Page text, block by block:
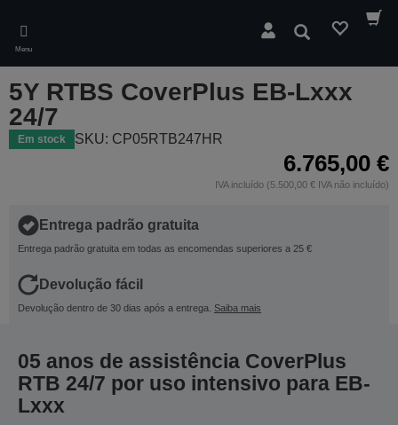
main
content
Menu
Pesquisar
5Y RTBS CoverPlus EB-Lxxx
24/7
Em stock SKU: CP05RTB247HR
6.765,00 €
IVA incluído (5.500,00 € IVA não incluído)
Entrega padrão gratuita
Entrega padrão gratuita em todas as encomendas superiores a 25 €
Devolução fácil
Devolução dentro de 30 dias após a entrega. Saiba mais
05 anos de assistência CoverPlus
RTB 24/7 por uso intensivo para EB-
Lxxx